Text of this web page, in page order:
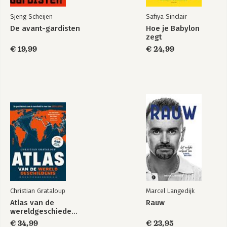
Sjeng Scheijen
De avant-gardisten
€ 19,99
Safiya Sinclair
Hoe je Babylon
zegt
€ 24,99
Christian Grataloup
Atlas van de
wereldgeschiedenis
€ 34,99
Marcel Langedijk
Rauw
€ 23,95